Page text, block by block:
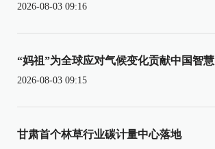
2026-08-03 09:16
“妈祖”为全球应对气候变化贡献中国智慧
2026-08-03 09:15
甘肃首个林草行业碳计量中心落地